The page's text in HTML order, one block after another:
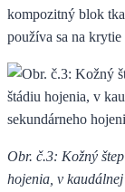
kompozitný blok
používa sa na
Obr. č.3: Kožný
hojenia, v